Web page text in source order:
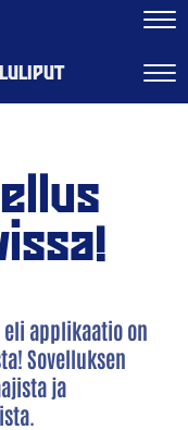
applikaatio on
Sovelluksen
ja